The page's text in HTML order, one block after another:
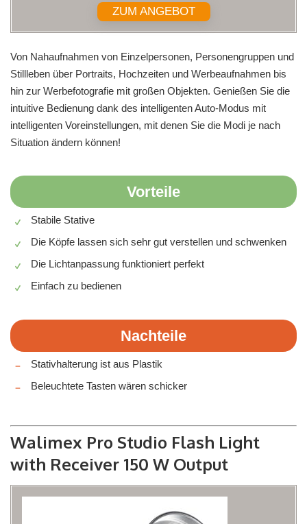
ZUM ANGEBOT
Von Nahaufnahmen von Einzelpersonen, Personengruppen und
Stillleben über Portraits, Hochzeiten und Werbeaufnahmen bis
hin zur Werbefotografie mit großen Objekten. Genießen Sie die
intuitive Bedienung dank des intelligenten Auto-Modus mit
intelligenten Voreinstellungen, mit denen Sie die Modi je nach
Situation ändern können!
Vorteile
Stabile Stative
Die Köpfe lassen sich sehr gut verstellen und schwenken
Die Lichtanpassung funktioniert perfekt
Einfach zu bedienen
Nachteile
Stativhalterung ist aus Plastik
Beleuchtete Tasten wären schicker
Walimex Pro Studio Flash Light
with Receiver 150 W Output